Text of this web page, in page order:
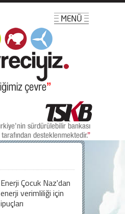
Enerji Çocuk Naz'dan
enerji verimliliği için
ipuçları